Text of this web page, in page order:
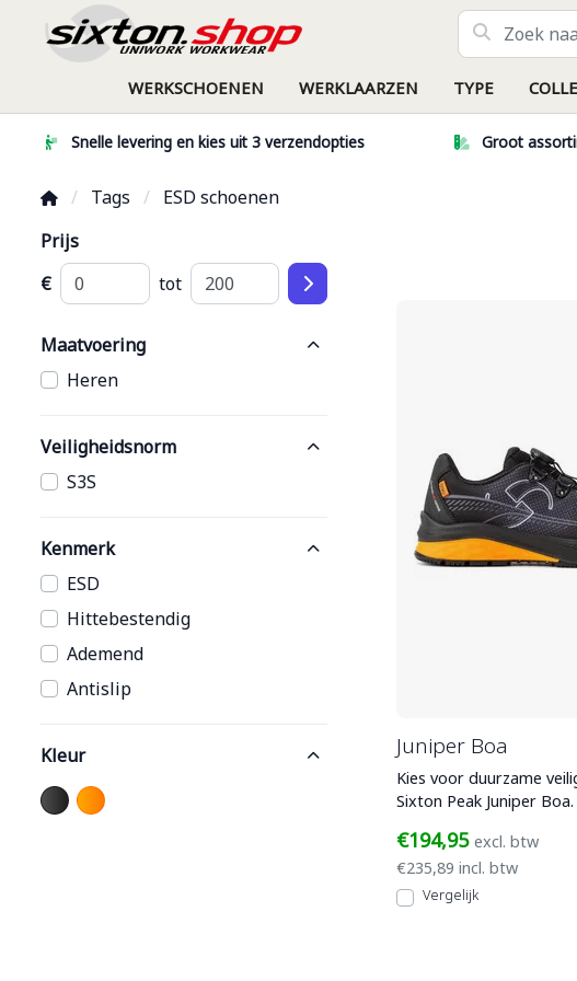
WERKSCHOENEN WERKLAARZEN TYPE
Snelle levering en kies uit 3 verzendopties Groot
Tags
ESD schoenen
Prijs
€
tot
Maatvoering
Heren
Veiligheidsnorm
S3S
Kenmerk
ESD
Hittebestendig
Ademend
Antislip
Kleur Juniper Boa
Kies voor duurzame
Sixton Peak Juniper Boa.
€194,95 excl. btw
€235,89 incl. btw
Vergelijk